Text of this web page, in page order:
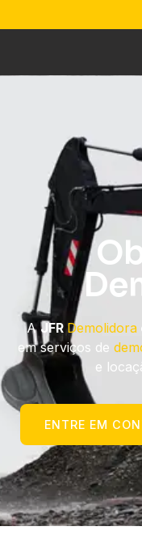
A JFRDemolidora
em serviços de
e
ENTRE EM